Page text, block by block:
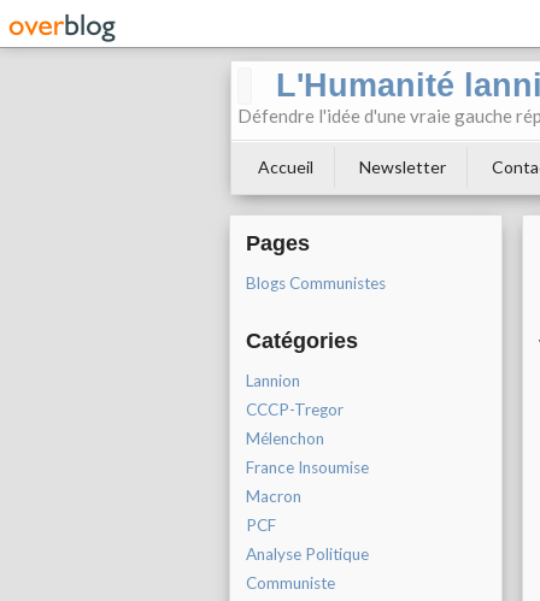
L'Humanité
Défendre l'idée d'une vraie gauche
Accueil Newsletter
Pages
Blogs Communistes
Catégories
Lannion
CCCP-Tregor
Mélenchon
France Insoumise
Macron
PCF
Analyse Politique
Communiste